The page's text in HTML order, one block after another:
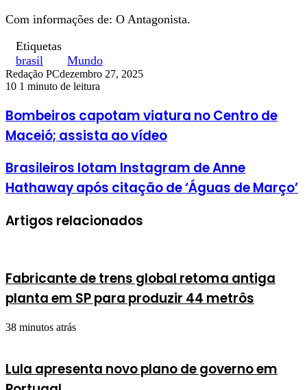
Com informações de: O Antagonista.
Etiquetas
brasil
Mundo
Redação PCdezembro 27, 2025
10 1 minuto de leitura
Bombeiros capotam viatura no Centro de
Maceió; assista ao vídeo
Brasileiros lotam Instagram de Anne
Hathaway após citação de ‘Águas de Março’
Artigos relacionados
Fabricante de trens global retoma antiga
planta em SP para produzir 44 metrôs
38 minutos atrás
Lula apresenta novo plano de governo em